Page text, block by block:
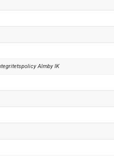
Almby IK